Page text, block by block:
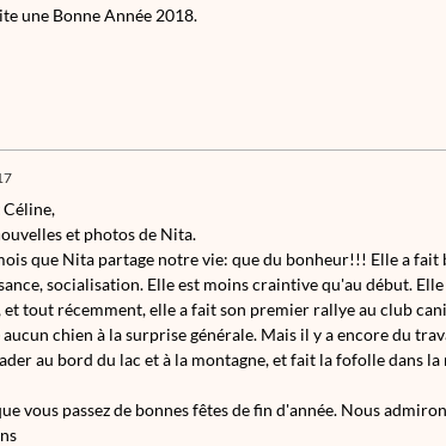
une Bonne Année 2018.
et photos de Nita.
que Nita partage notre vie: que du bonheur!!! Elle a fait
socialisation. Elle est moins craintive qu'au début.
et tout récemment, elle a fait son premier rallye au club
aucun chien à la surprise générale. Mais il y a encore du
au bord du lac et à la montagne, et fait la fofolle dans
vous passez de bonnes fêtes de fin d'année. Nous